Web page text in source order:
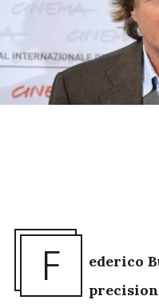
F
ederico